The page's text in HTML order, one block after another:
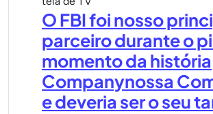
O FBI foi nosso
parceiro durante o
momento da história
Companynossa
e deveria ser o seu